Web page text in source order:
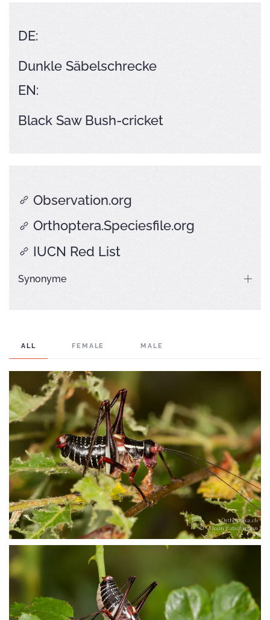
DE:
Dunkle Säbelschrecke
EN:
Black Saw Bush-cricket
Observation.org
Orthoptera.Speciesfile.org
IUCN Red List
Synonyme
ALL FEMALE MALE